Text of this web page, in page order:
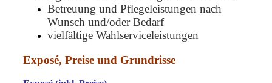
Betreuung und Pflegeleistungen nach
Wunsch und/oder Bedarf
vielfältige Wahlserviceleistungen
Exposé, Preise und Grundrisse